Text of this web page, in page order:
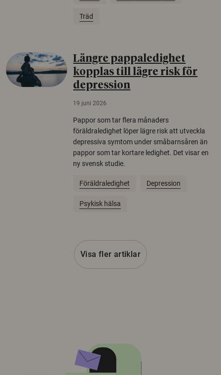
Träd
Längre pappaledighet
kopplas till lägre risk för
depression
19 juni 2026
Pappor som tar flera månaders
föräldraledighet löper lägre risk att utveckla
depressiva symtom under småbarnsåren än
pappor som tar kortare ledighet. Det visar en
ny svensk studie.
Föräldraledighet Depression
Psykisk hälsa
Visa fler artiklar